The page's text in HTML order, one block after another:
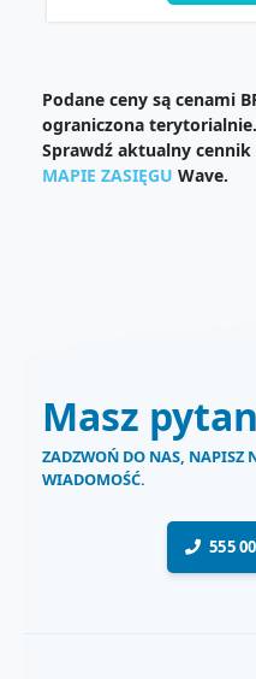
Podane ceny są cenami
ograniczona terytorialnie.
Sprawdź aktualny
MAPIE ZASIĘGU Wave.
Masz
ZADZWOŃ DO NAS, NAPISZ
WIADOMOŚĆ.
555